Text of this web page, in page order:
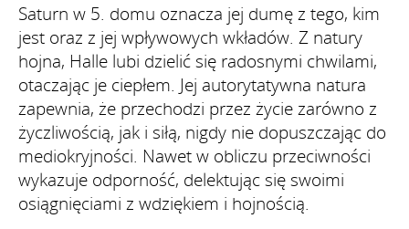
Saturn w 5. domu oznacza jej dumę z tego, kim
jest oraz z jej wpływowych wkładów. Z natury
hojna, Halle lubi dzielić się radosnymi chwilami,
otaczając je ciepłem. Jej autorytatywna natura
zapewnia, że przechodzi przez życie zarówno z
życzliwością, jak i siłą, nigdy nie dopuszczając do
mediokryjności. Nawet w obliczu przeciwności
wykazuje odporność, delektując się swoimi
osiągnięciami z wdziękiem i hojnością.